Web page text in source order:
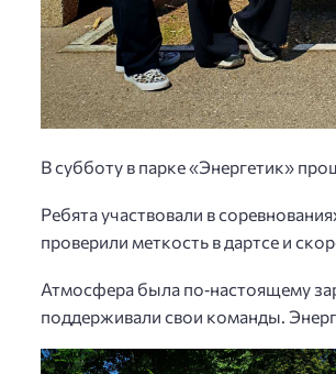
В субботу в парке «Энергетик»
Ребята участвовали в
проверили меткость в дартсе и
Атмосфера была по‑настоящему
поддерживали свои команды.